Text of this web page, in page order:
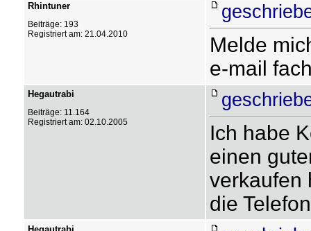
Rhintuner
Beiträge: 193
Registriert am: 21.04.2010
Melde
e-mail
Hegautrabi
Beiträge: 11.164
Registriert am: 02.10.2005
Ich habe
einen
verkaufen
die